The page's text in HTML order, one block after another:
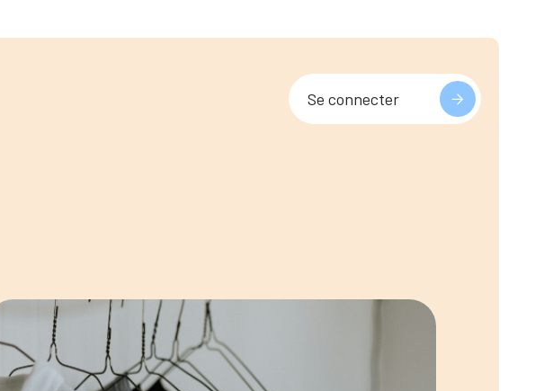
Se connecter